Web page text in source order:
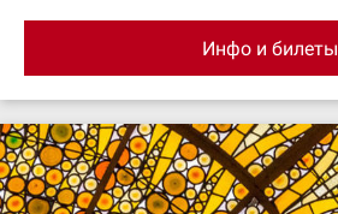
Инфо и билеты